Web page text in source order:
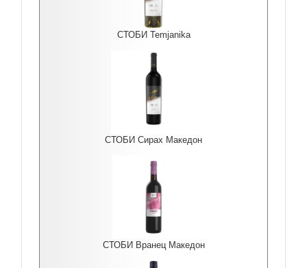
СТОБИ Temjanika
СТОБИ Сирах Македон
СТОБИ Вранец Македон